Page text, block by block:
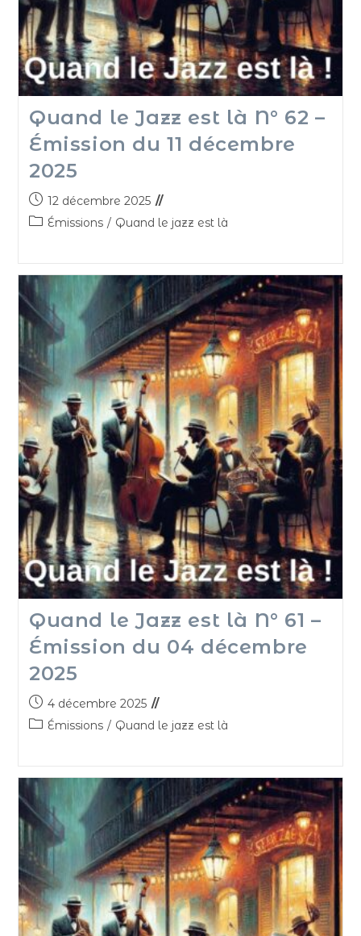
Quand le Jazz est là N° 62 –
Émission du 11 décembre
2025
12 décembre 2025
Émissions / Quand le jazz est là
Quand le Jazz est là N° 61 –
Émission du 04 décembre
2025
4 décembre 2025
Émissions / Quand le jazz est là